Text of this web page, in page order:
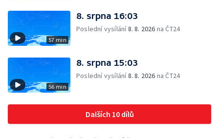
57 min
8. srpna 16:03
Poslední vysílání8. 8. 2026 na ČT24
56 min
8. srpna 15:03
Poslední vysílání8. 8. 2026 na ČT24
Dalších 10 dílů